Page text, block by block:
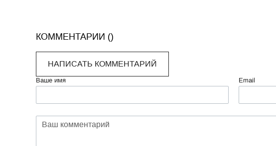
КОММЕНТАРИИ ()
НАПИСАТЬ КОММЕНТАРИЙ
Ваше имя Email